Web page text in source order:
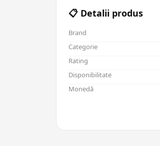
📋 Detalii produs
Brand
Categorie
Rating
Disponibilitate
Monedă